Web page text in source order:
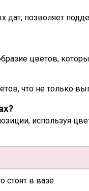
позволяет
цветов,
что не только
используя
стоят в вазе.